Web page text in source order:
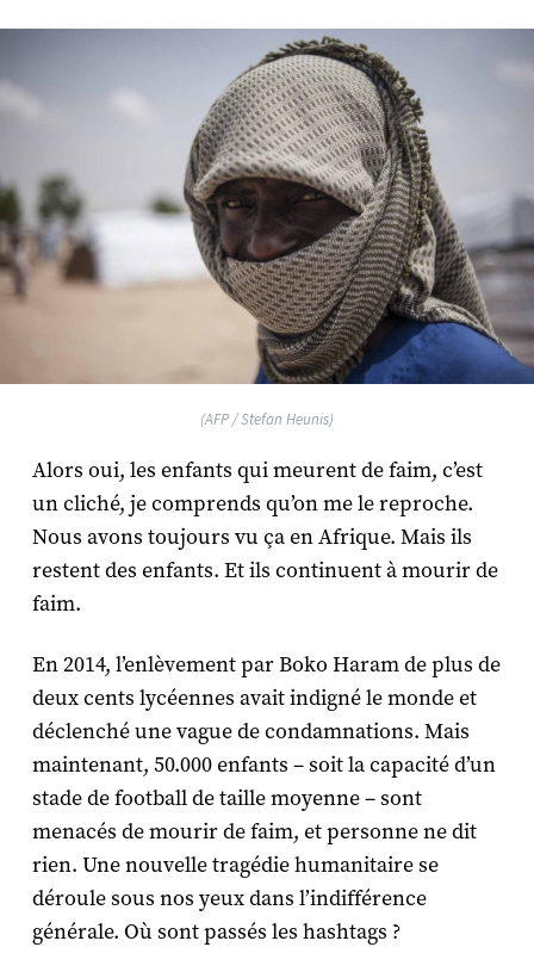
(AFP / Stefan Heunis)
Alors oui, les enfants qui meurent de faim, c’est
un cliché, je comprends qu’on me le reproche.
Nous avons toujours vu ça en Afrique. Mais ils
restent des enfants. Et ils continuent à mourir de
faim.
En 2014, l’enlèvement par Boko Haram de plus de
deux cents lycéennes avait indigné le monde et
déclenché une vague de condamnations. Mais
maintenant, 50.000 enfants – soit la capacité d’un
stade de football de taille moyenne – sont
menacés de mourir de faim, et personne ne dit
rien. Une nouvelle tragédie humanitaire se
déroule sous nos yeux dans l’indifférence
générale. Où sont passés les hashtags ?